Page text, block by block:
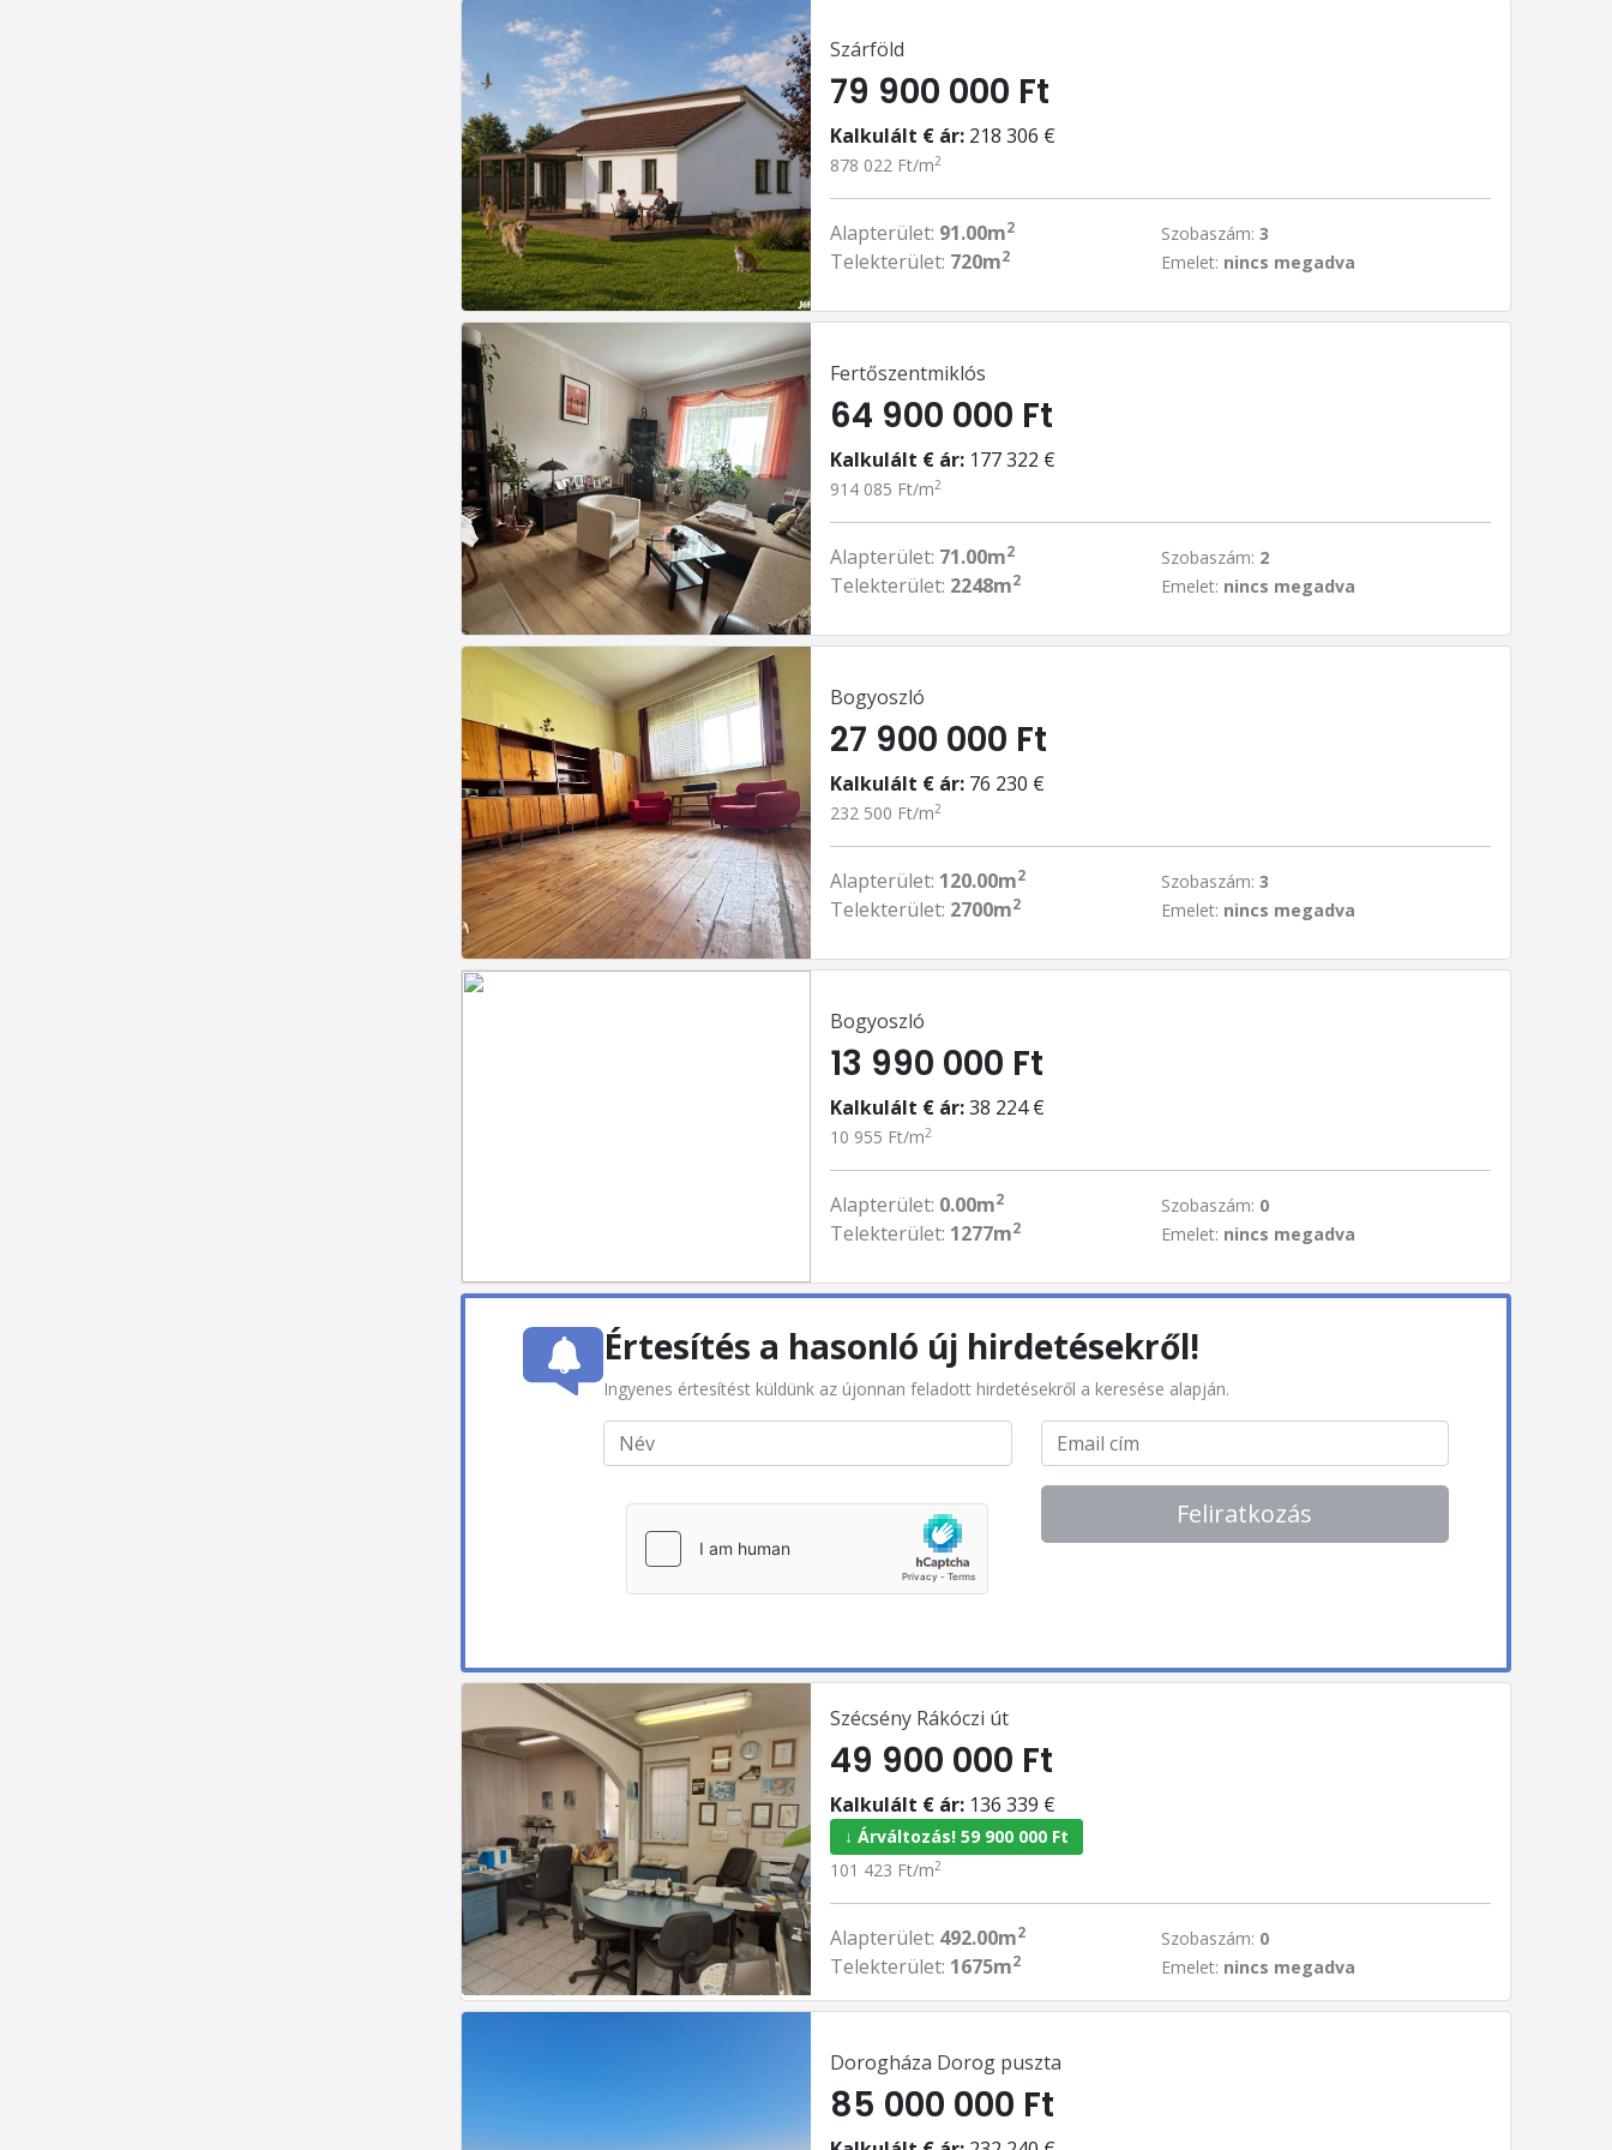
Szárföld
79 900 000 Ft
Kalkulált € ár: 218 306 €
878 022 Ft/m2
Alapterület: 91.00m2
Telekterület: 720m2
Szobaszám: 3
Emelet: nincs megadva
Fertőszentmiklós
64 900 000 Ft
Kalkulált € ár: 177 322 €
914 085 Ft/m2
Alapterület: 71.00m2
Telekterület: 2248m2
Szobaszám: 2
Emelet: nincs megadva
Bogyoszló
27 900 000 Ft
Kalkulált € ár: 76 230 €
232 500 Ft/m2
Alapterület: 120.00m2
Telekterület: 2700m2
Szobaszám: 3
Emelet: nincs megadva
Bogyoszló
13 990 000 Ft
Kalkulált € ár:38 224 €
10 955 Ft/m2
Alapterület: 0.00m2
Telekterület: 1277m2
Szobaszám: 0
Emelet: nincs megadva
Értesítés a hasonló új hirdetésekről!
Ingyenes értesítést küldünk az újonnan feladott hirdetésekről a keresése alapján.
Feliratkozás
Szécsény Rákóczi út
49 900 000 Ft
Kalkulált € ár: 136 339 €
↓ Árváltozás! 59 900 000 Ft
101 423 Ft/m2
Alapterület: 492.00m2
Telekterület: 1675m2
Szobaszám: 0
Emelet: nincs megadva
Dorogháza Dorog puszta
85 000 000 Ft